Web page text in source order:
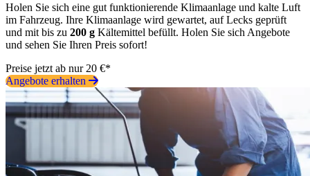
Holen Sie sich eine gut funktionierende Klimaanlage und kalte Luft
im Fahrzeug. Ihre Klimaanlage wird gewartet, auf Lecks geprüft
und mit bis zu 200 g Kältemittel befüllt. Holen Sie sich Angebote
und sehen Sie Ihren Preis sofort!
Preise jetzt ab nur 20 €*
Angebote erhalten